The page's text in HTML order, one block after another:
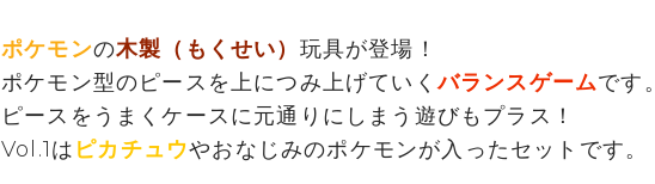
ポケモンの木製（もくせい） 玩具が登場！
ポケモン型のピースを上につみ上げていくバランスゲームです。
ピースをうまくケースに元通りにしまう遊びもプラス！
Vol.1は ピカチュウやおなじみのポケモンが入ったセットです。